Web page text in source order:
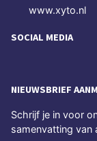
www.xyto.nl
SOCIAL MEDIA
NIEUWSBRIEF
Schrijf je in voor
samenvatting van